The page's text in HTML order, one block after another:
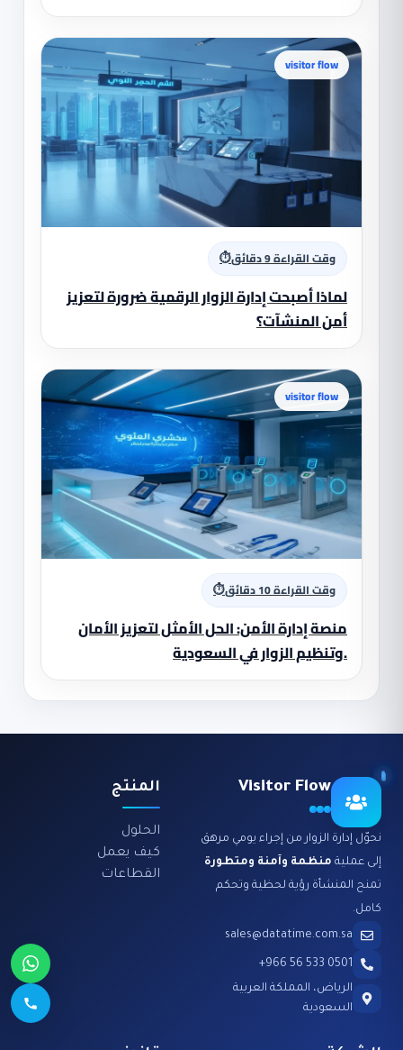
visitor flow
⏱ وقت القراءة 9 دقائق
لماذا أصبحت إدارة الزوار الرقمية ضرورة لتعزيز
أمن المنشآت؟
visitor flow
⏱ وقت القراءة 10 دقائق
منصة إدارة الأمن: الحل الأمثل لتعزيز الأمان
وتنظيم الزوار في السعودية.
Visitor Flow
نحوّل إدارة الزوار من إجراء يومي مرهق
إلى عملية منظمة وآمنة ومتطورة
تمنح المنشأة رؤية لحظية وتحكم
كامل.
sales@datatime.com.sa
0501 533 56 966+
الرياض، المملكة العربية
السعودية
المنتج
الحلول
كيف يعمل
القطاعات